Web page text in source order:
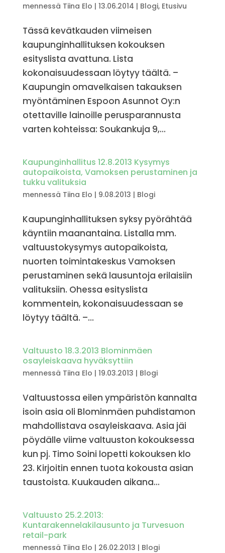
mennessä Tiina Elo | 13.06.2014 | Blogi, Etusivu
Tässä kevätkauden viimeisen
kaupunginhallituksen kokouksen
esityslista avattuna. Lista
kokonaisuudessaan löytyy täältä. –
Kaupungin omavelkaisen takauksen
myöntäminen Espoon Asunnot Oy:n
otettaville lainoille perusparannusta
varten kohteissa: Soukankuja 9,...
Kaupunginhallitus 12.8.2013 Kysymys
autopaikoista, Vamoksen perustaminen ja
tukku valituksia
mennessä Tiina Elo | 9.08.2013 | Blogi
Kaupunginhallituksen syksy pyörähtää
käyntiin maanantaina. Listalla mm.
valtuustokysymys autopaikoista,
nuorten toimintakeskus Vamoksen
perustaminen sekä lausuntoja erilaisiin
valituksiin. Ohessa esityslista
kommentein, kokonaisuudessaan se
löytyy täältä. –...
Valtuusto 18.3.2013 Blominmäen
osayleiskaava hyväksyttiin
mennessä Tiina Elo | 19.03.2013 | Blogi
Valtuustossa eilen ympäristön kannalta
isoin asia oli Blominmäen puhdistamon
mahdollistava osayleiskaava. Asia jäi
pöydälle viime valtuuston kokouksessa
kun pj. Timo Soini lopetti kokouksen klo
23. Kirjoitin ennen tuota kokousta asian
taustoista. Kuukauden aikana...
Valtuusto 25.2.2013:
Kuntarakennelakilausunto ja Turvesuon
retail-park
mennessä Tiina Elo | 26.02.2013 | Blogi